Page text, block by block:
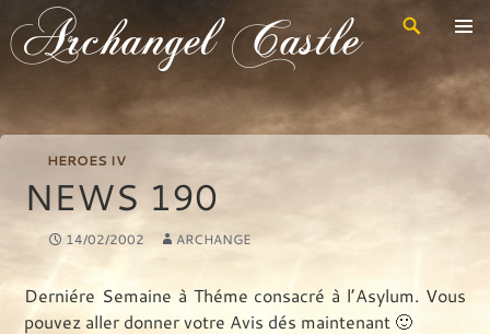
Archangel Castle
Recherche
Aller
contenu
principal
HEROES IV
NEWS 190
14/02/2002 ARCHANGE
Derniére Semaine à Théme consacré à l’Asylum. Vous
pouvez aller donner votre Avis dés maintenant 🙂